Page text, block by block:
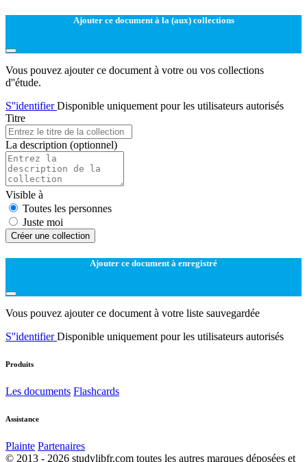
Ajouter ce document à la (aux) collections
Vous pouvez ajouter ce document à votre ou vos collections
d''étude.
S''identifierDisponible uniquement pour les utilisateurs autorisés
Titre
La description (optionnel)
Visible à
Toutes les personnes
Juste moi
Créer une collection
Ajouter ce document à enregistré
Vous pouvez ajouter ce document à votre liste sauvegardée
S''identifierDisponible uniquement pour les utilisateurs autorisés
Produits
Les documents Flashcards
Assistance
Plainte Partenaires
© 2013 - 2026 studylibfr.com toutes les autres marques déposées et